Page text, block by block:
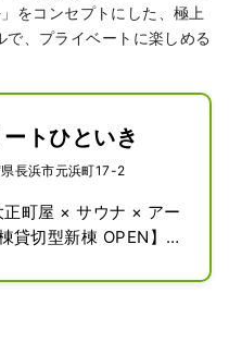
をコンセプトにした、極上
、プライベートに楽しめる
トひといき
長浜市元浜町17-2
正町屋 × サウナ × アー
貸切型新棟 OPEN】
家リノベーションホテ